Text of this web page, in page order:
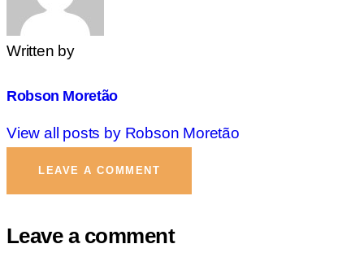
Written by
Robson Moretão
View all posts by Robson Moretão
LEAVE A COMMENT
Leave a comment